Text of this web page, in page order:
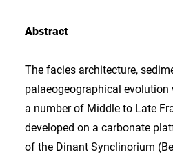
Abstract
The facies architecture,
palaeogeographical evolution
a number of Middle to Late
developed on a carbonate
of the Dinant Synclinorium